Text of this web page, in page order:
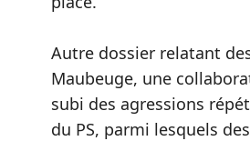
Autre dossier relatant
Maubeuge, une
subi des agressions
du PS, parmi lesquels